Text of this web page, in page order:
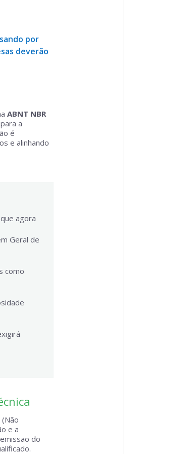
por
deverão
ABNT NBR
a
é
e alinhando
agora
Geral de
como
e a
do